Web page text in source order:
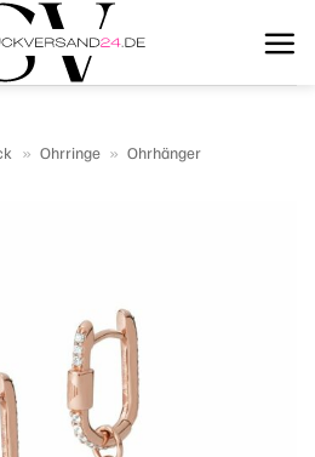
» Ohrringe » Ohrhänger